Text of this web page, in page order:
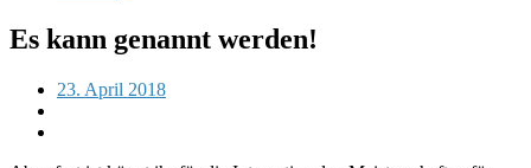
Es kann genannt werden!
23. April 2018